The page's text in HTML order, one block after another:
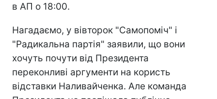
в АП о 18:00.
Нагадаємо, у вівторок "Самопоміч" і
"Радикальна партія" заявили, що вони
хочуть почути від Президента
переконливі аргументи на користь
відставки Наливайченка. Але команда